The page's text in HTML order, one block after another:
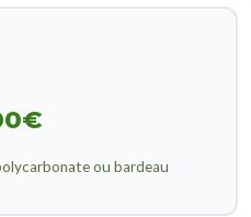
ou bardeau